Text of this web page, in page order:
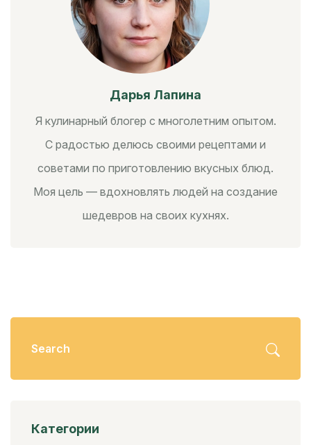
Дарья Лапина
Я кулинарный блогер с многолетним опытом.
С радостью делюсь своими рецептами и
советами по приготовлению вкусных блюд.
Моя цель — вдохновлять людей на создание
шедевров на своих кухнях.
Категории